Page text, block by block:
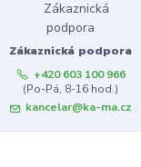
Zákaznická podpora
+420 603 100 966
(Po-Pá, 8-16 hod.)
kancelar@ka-ma.cz